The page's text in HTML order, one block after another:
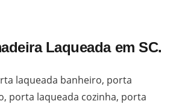
Laqueada em SC.
laqueada banheiro, porta
porta laqueada cozinha, porta